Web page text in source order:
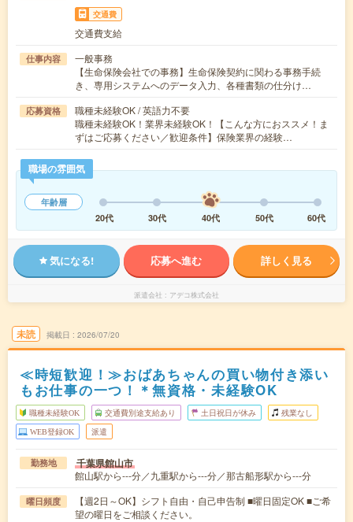
交通費
交通費支給
仕事内容
一般事務
【生命保険会社での事務】生命保険契約に関わる事務手続
き、専用システムへのデータ入力、各種書類の仕分け…
応募資格
職種未経験OK / 英語力不要
職種未経験OK！業界未経験OK！【こんな方におススメ！ま
ずはご応募ください／歓迎条件】保険業界の経験…
職場の雰囲気
年齢層
20代
30代 40代 50代 60代
気になる! 応募へ進む 詳しく見る
派遣会社 アデコ株式会社
未読 掲載日 2026/07/20
≪時短歓迎！≫おばあちゃんの買い物付き添い
もお仕事の一つ！＊無資格・未経験OK
職種未経験OK 交通費別途支給あり 土日祝日が休み 残業なし
WEB登録OK 派遣
勤務地 千葉県館山市
館山駅から---分／九重駅から---分／那古船形駅から---分
曜日頻度
【週2日～OK】シフト自由・自己申告制 ■曜日固定OK ■ご希
望の曜日をご相談ください。